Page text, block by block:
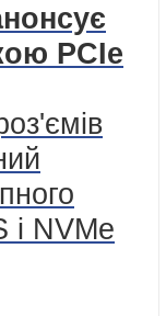
PCIe
і NVMe